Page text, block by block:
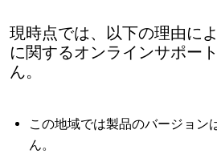
現時点では、以下の理由に
に関するオンラインサポー
ん。
この地域では製品のバージョン
ん。